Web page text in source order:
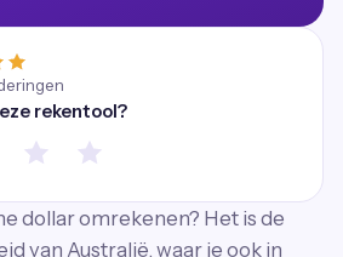
rekentool?
dollar omrekenen? Het is de
van Australië, waar je ook in